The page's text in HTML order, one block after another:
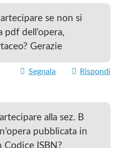
se non si
pdf dell’opera,
Gerazie
Segnala Rispondi
alla sez. B
pubblicata in
ISBN?